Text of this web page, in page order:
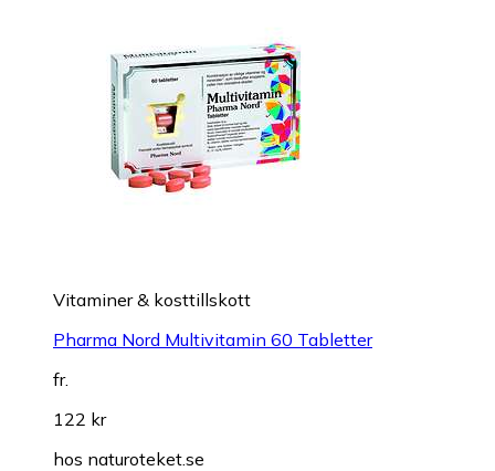
Vitaminer & kosttillskott
Pharma Nord Multivitamin 60 Tabletter
fr.
122 kr
hos naturoteket.se